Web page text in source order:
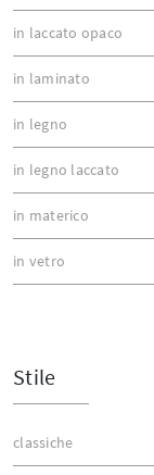
in laccato opaco
in laminato
in legno
in legno laccato
in materico
in vetro
Stile
classiche